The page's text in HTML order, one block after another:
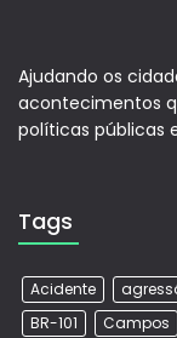
Ajudando os
acontecimentos
políticas públicas
Tags
Acidente
BR-101
Campos